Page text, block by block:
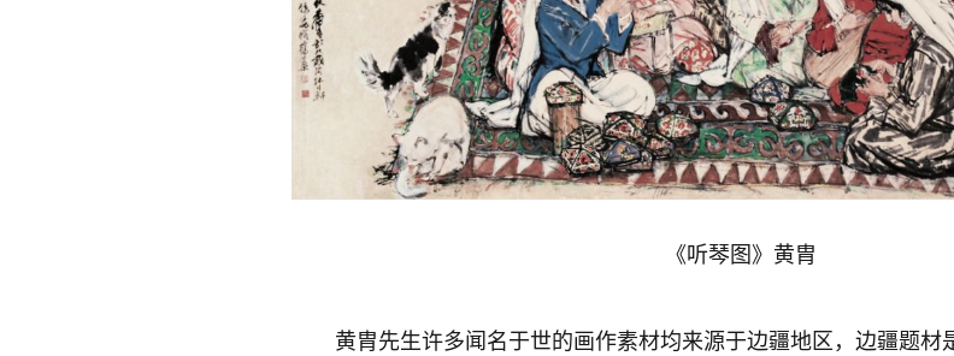
《听琴图》黄胄
黄胄先生许多闻名于世的画作素材均来源于边疆地区，边疆题材